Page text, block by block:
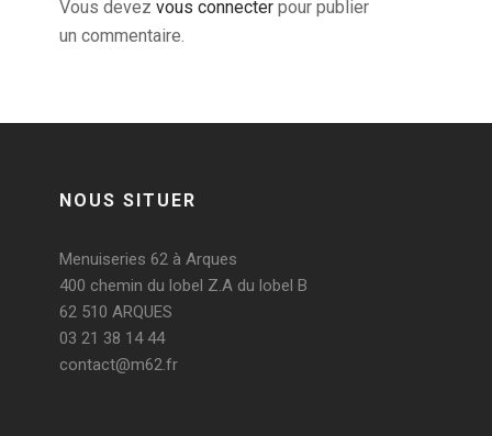
Vous devez vous connecter pour publier
un commentaire.
NOUS SITUER
Menuiseries 62 à Arques
400 chemin du lobel Z.A du lobel B
62 510 ARQUES
03 21 38 14 44
contact@m62.fr